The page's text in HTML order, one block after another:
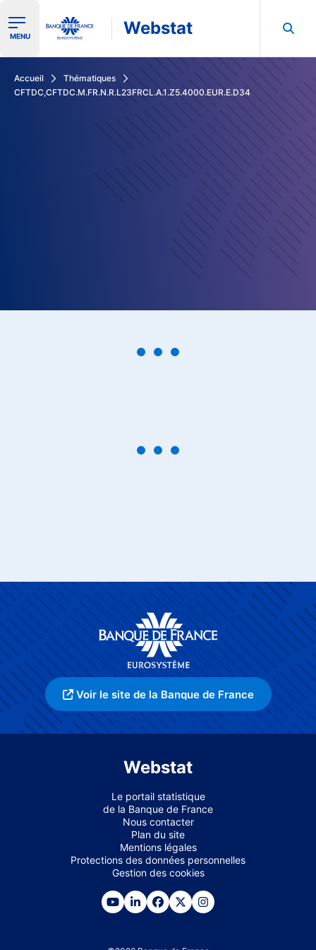
Ouvrir le menu de navigation
MENU Webstat
Accueil
Thématiques
CFTDC,CFTDC.M.FR.N.R.L23FRCL.A.1.Z5.4000.EUR.E.D34
Voir le site de la Banque de France
Webstat
Le portail statistique
de la Banque de France
Nous contacter
Plan du site
Mentions légales
Protections des données personnelles
Gestion des cookies